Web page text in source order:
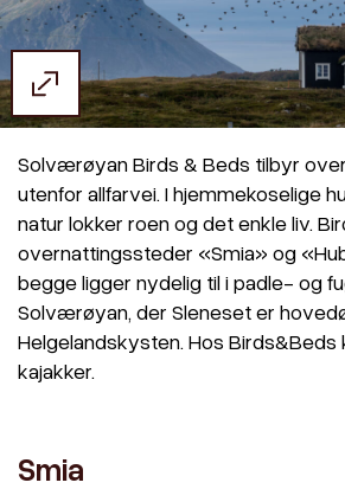
Solværøyan Birds & Beds tilbyr
utenfor allfarvei. I hjemmekoselige
natur lokker roen og det enkle liv.
overnattingssteder «Smia» og
begge ligger nydelig til i padle- og
Solværøyan, der Sleneset er
Helgelandskysten. Hos Birds&Beds
kajakker.
Smia